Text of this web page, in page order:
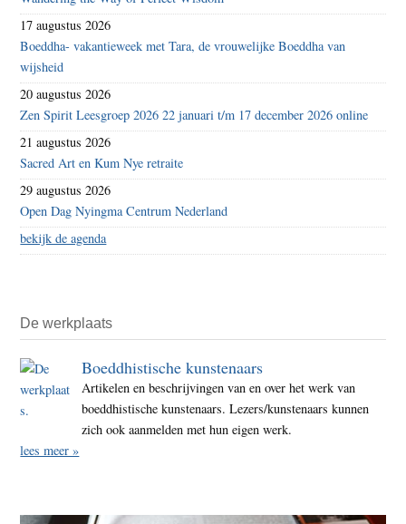
17 augustus 2026
Boeddha- vakantieweek met Tara, de vrouwelijke Boeddha van
wijsheid
20 augustus 2026
Zen Spirit Leesgroep 2026 22 januari t/m 17 december 2026 online
21 augustus 2026
Sacred Art en Kum Nye retraite
29 augustus 2026
Open Dag Nyingma Centrum Nederland
bekijk de agenda
De werkplaats
Boeddhistische kunstenaars
Artikelen en beschrijvingen van en over het werk van
boeddhistische kunstenaars. Lezers/kunstenaars kunnen
zich ook aanmelden met hun eigen werk.
lees meer »